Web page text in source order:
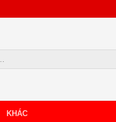
KHÁC